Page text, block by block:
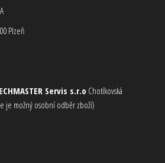
Plzeň
Servis s.r.o Chotíkovská
je možný osobní odběr zboží)